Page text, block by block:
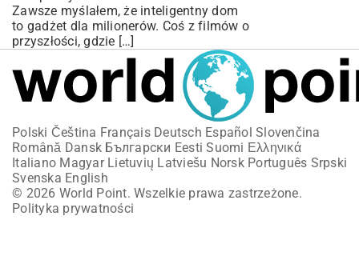
Zawsze myślałem, że inteligentny dom
to gadżet dla milionerów. Coś z filmów o
przyszłości, gdzie […]
Polski Čeština Français Deutsch Español Slovenčina
Română Dansk Български Eesti Suomi Ελληνικά
Italiano Magyar Lietuvių Latviešu Norsk Português Srpski
Svenska English
© 2026 World Point. Wszelkie prawa zastrzeżone.
Polityka prywatności